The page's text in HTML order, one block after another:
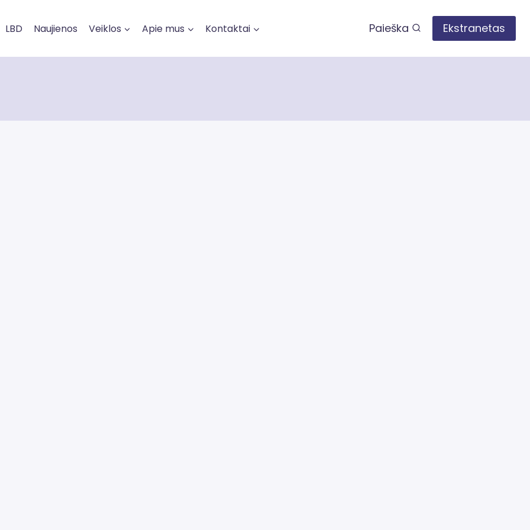
LBD Naujienos Veiklos Apie mus Kontaktai Paieška Ekstranetas